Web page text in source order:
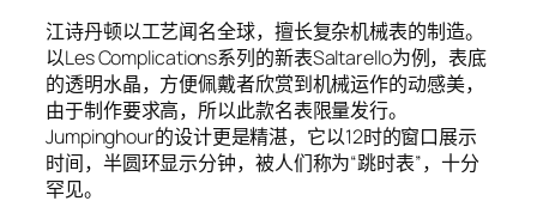
江诗丹顿以工艺闻名全球，擅长复杂机械表的制造。
以Les Complications系列的新表Saltarello为例，表底
的透明水晶，方便佩戴者欣赏到机械运作的动感美，
由于制作要求高，所以此款名表限量发行。
Jumpinghour的设计更是精湛，它以12时的窗口展示
时间，半圆环显示分钟，被人们称为“跳时表”，十分
罕见。